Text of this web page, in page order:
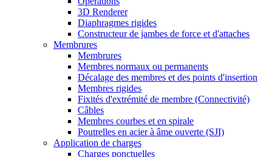
3D Renderer
Diaphragmes rigides
Constructeur de jambes de force et d'attaches
Membrures
Membrures
Membres normaux ou permanents
Décalage des membres et des points d'insertion
Membres rigides
Fixités d'extrémité de membre (Connectivité)
Câbles
Membres courbes et en spirale
Poutrelles en acier à âme ouverte (SJI)
Application de charges
Charges ponctuelles